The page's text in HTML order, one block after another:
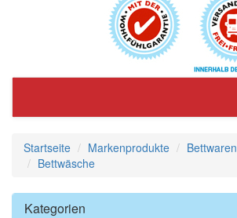
Startseite Markenprodukte Bettwaren
Bettwäsche
Kategorien